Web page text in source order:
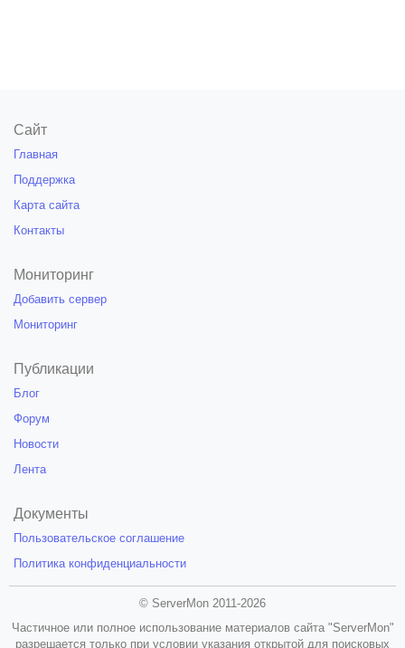
Сайт
Главная
Поддержка
Карта сайта
Контакты
Мониторинг
Добавить сервер
Мониторинг
Публикации
Блог
Форум
Новости
Лента
Документы
Пользовательское соглашение
Политика конфиденциальности
© ServerMon 2011-2026
Частичное или полное использование материалов сайта "ServerMon"
разрешается только при условии указания открытой для поисковых